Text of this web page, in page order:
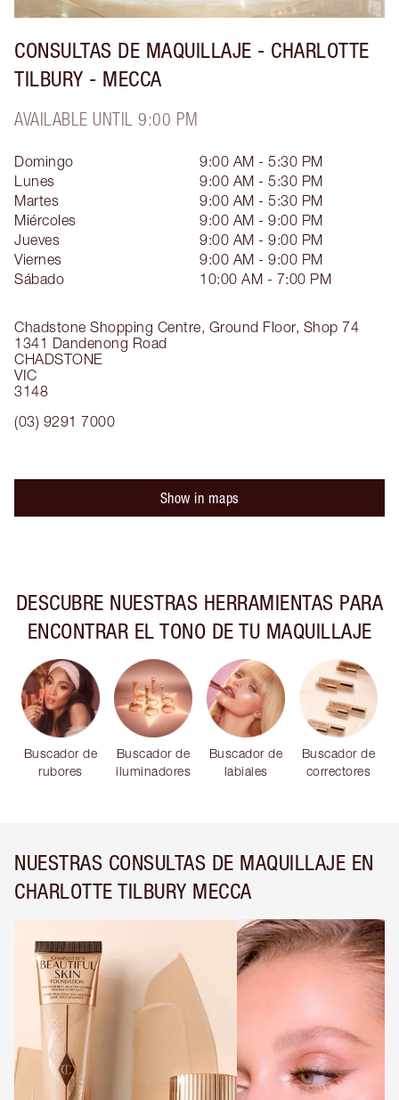
CONSULTAS DE MAQUILLAJE - CHARLOTTE
TILBURY - MECCA
AVAILABLE UNTIL 9:00 PM
Chadstone Shopping Centre, Ground Floor, Shop 74
1341 Dandenong Road
CHADSTONE
VIC
3148
(03) 9291 7000
Domingo
9:00 AM - 5:30 PM
Lunes
9:00 AM - 5:30 PM
Martes
9:00 AM - 5:30 PM
Miércoles
9:00 AM - 9:00 PM
Jueves
9:00 AM - 9:00 PM
Viernes
9:00 AM - 9:00 PM
Sábado
10:00 AM - 7:00 PM
Show in maps
DESCUBRE NUESTRAS HERRAMIENTAS PARA
ENCONTRAR EL TONO DE TU MAQUILLAJE
Buscador de
rubores
Buscador de
iluminadores
Buscador de
labiales
Buscador de
correctores
NUESTRAS CONSULTAS DE MAQUILLAJE EN
CHARLOTTE TILBURY MECCA